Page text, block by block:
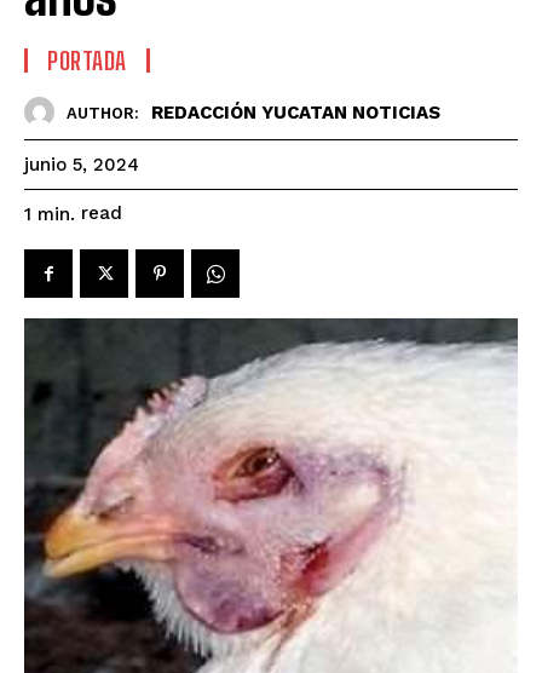
PORTADA
AUTHOR: REDACCIÓN YUCATAN NOTICIAS
junio 5, 2024
1 min. read